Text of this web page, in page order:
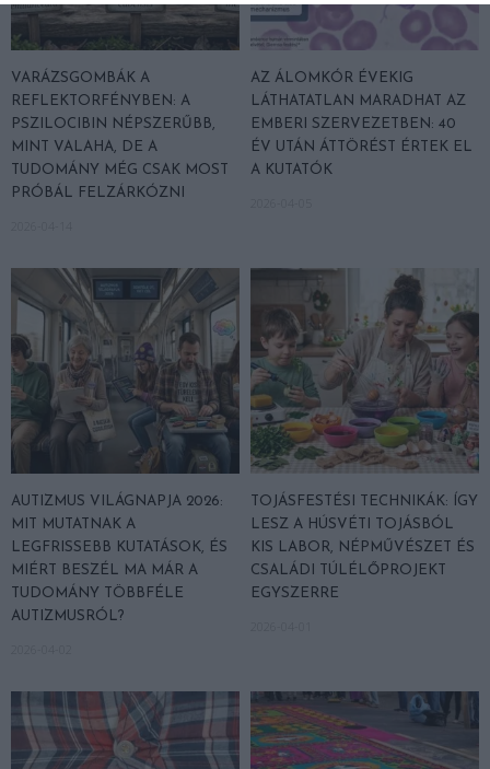
VARÁZSGOMBÁK A
REFLEKTORFÉNYBEN: A
PSZILOCIBIN NÉPSZERŰBB,
MINT VALAHA, DE A
TUDOMÁNY MÉG CSAK MOST
PRÓBÁL FELZÁRKÓZNI
AZ ÁLOMKÓR ÉVEKIG
LÁTHATATLAN MARADHAT AZ
EMBERI SZERVEZETBEN: 40
ÉV UTÁN ÁTTÖRÉST ÉRTEK EL
A KUTATÓK
AUTIZMUS VILÁGNAPJA 2026:
MIT MUTATNAK A
LEGFRISSEBB KUTATÁSOK, ÉS
MIÉRT BESZÉL MA MÁR A
TUDOMÁNY TÖBBFÉLE
AUTIZMUSRÓL?
TOJÁSFESTÉSI TECHNIKÁK: ÍGY
LESZ A HÚSVÉTI TOJÁSBÓL
KIS LABOR, NÉPMŰVÉSZET ÉS
CSALÁDI TÚLÉLŐPROJEKT
EGYSZERRE